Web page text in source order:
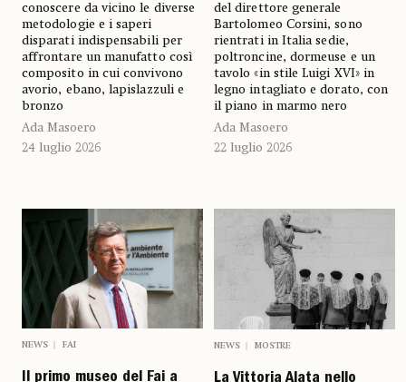
conoscere da vicino le diverse
metodologie e i saperi
disparati indispensabili per
affrontare un manufatto così
composito in cui convivono
avorio, ebano, lapislazzuli e
bronzo
Ada Masoero
24 luglio 2026
del direttore generale
Bartolomeo Corsini, sono
rientrati in Italia sedie,
poltroncine, dormeuse e un
tavolo «in stile Luigi XVI» in
legno intagliato e dorato, con
il piano in marmo nero
Ada Masoero
22 luglio 2026
NEWS FAI
Il primo museo del Fai a
NEWS MOSTRE